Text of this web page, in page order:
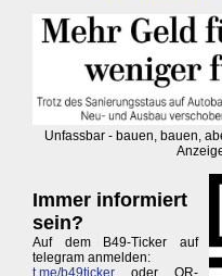
Unfassbar - bauen, bauen,
Immer informiert
sein?
Auf dem B49-Ticker auf
telegram anmelden: